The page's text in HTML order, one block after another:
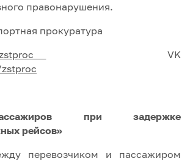
правонарушения.
прокуратура
VK
при задержке
рейсов»
перевозчиком и пассажиром